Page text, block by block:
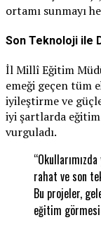
ortamı sunmayı
Son Teknoloji ile
İl Millî Eğitim
emeği geçen tüm
iyileştirme ve
iyi şartlarda
vurguladı.
rahat ve son
Bu projeler,
eğitim